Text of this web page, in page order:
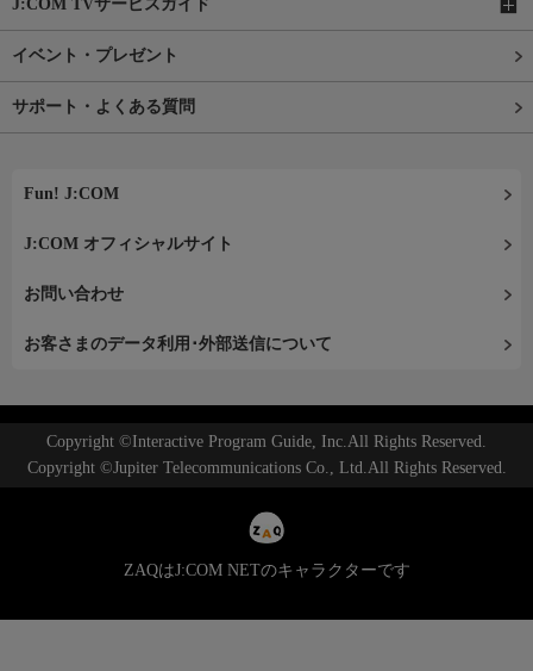
J:COM TVサービスガイド
イベント・プレゼント
サポート・よくある質問
Fun! J:COM
J:COM オフィシャルサイト
お問い合わせ
お客さまのデータ利用･外部送信について
Copyright ©Interactive Program Guide, Inc.All Rights Reserved.
Copyright ©Jupiter Telecommunications Co., Ltd.All Rights Reserved.
ZAQはJ:COM NETのキャラクターです